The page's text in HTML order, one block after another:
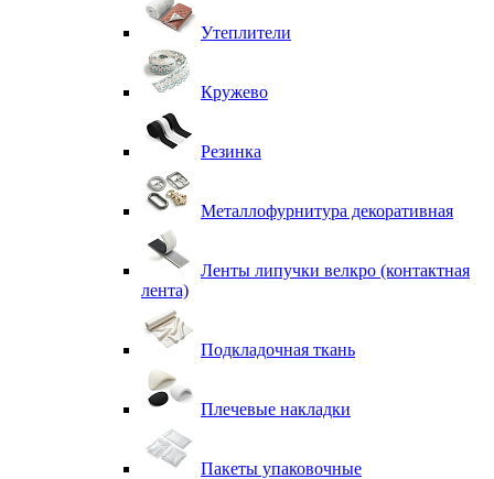
Утеплители
Кружево
Резинка
Металлофурнитура декоративная
Ленты липучки велкро (контактная
лента)
Подкладочная ткань
Плечевые накладки
Пакеты упаковочные